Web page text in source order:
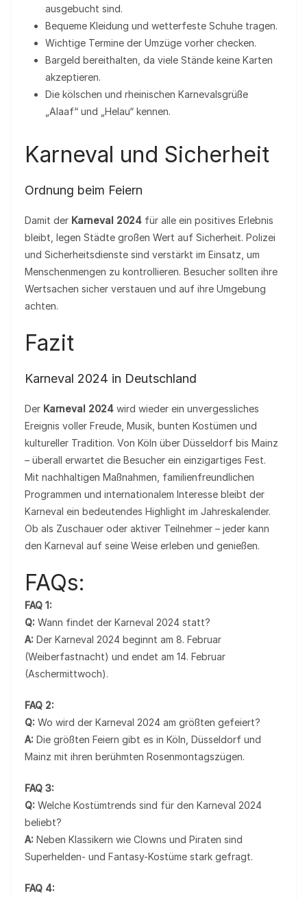
ausgebucht sind.
Bequeme Kleidung und wetterfeste Schuhe tragen.
Wichtige Termine der Umzüge vorher checken.
Bargeld bereithalten, da viele Stände keine Karten
akzeptieren.
Die kölschen und rheinischen Karnevalsgrüße
„Alaaf“ und „Helau“ kennen.
Karneval und Sicherheit
Ordnung beim Feiern
Damit der Karneval 2024 für alle ein positives Erlebnis
bleibt, legen Städte großen Wert auf Sicherheit. Polizei
und Sicherheitsdienste sind verstärkt im Einsatz, um
Menschenmengen zu kontrollieren. Besucher sollten ihre
Wertsachen sicher verstauen und auf ihre Umgebung
achten.
Fazit
Karneval 2024 in Deutschland
Der Karneval 2024 wird wieder ein unvergessliches
Ereignis voller Freude, Musik, bunten Kostümen und
kultureller Tradition. Von Köln über Düsseldorf bis Mainz
– überall erwartet die Besucher ein einzigartiges Fest.
Mit nachhaltigen Maßnahmen, familienfreundlichen
Programmen und internationalem Interesse bleibt der
Karneval ein bedeutendes Highlight im Jahreskalender.
Ob als Zuschauer oder aktiver Teilnehmer – jeder kann
den Karneval auf seine Weise erleben und genießen.
FAQs:
FAQ 1:
Q: Wann findet der Karneval 2024 statt?
A: Der Karneval 2024 beginnt am 8. Februar
(Weiberfastnacht) und endet am 14. Februar
(Aschermittwoch).
FAQ 2:
Q: Wo wird der Karneval 2024 am größten gefeiert?
A: Die größten Feiern gibt es in Köln, Düsseldorf und
Mainz mit ihren berühmten Rosenmontagszügen.
FAQ 3:
Q: Welche Kostümtrends sind für den Karneval 2024
beliebt?
A: Neben Klassikern wie Clowns und Piraten sind
Superhelden- und Fantasy-Kostüme stark gefragt.
FAQ 4: